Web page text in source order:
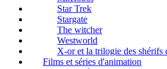
Star Trek
Stargate
The witcher
Westworld
X-or et la trilogie des shérifs
Films et séries d'animation